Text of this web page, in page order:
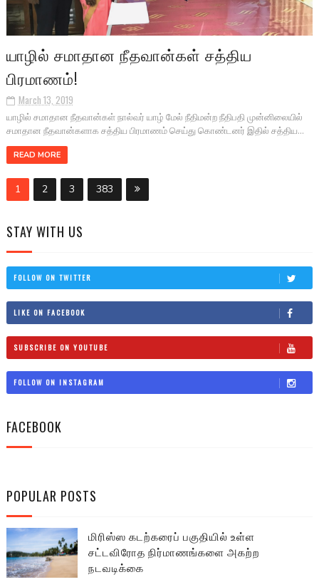
யாழில் சமாதான நீதவான்கள் சத்திய
பிரமாணம்!
March 13, 2019
யாழில் சமாதான நீதவான்கள் நால்வர் யாழ் மேல் நீதிமன்ற நீதிபதி முன்னிலையில்
சமாதான நீதவான்களாக சத்திய பிரமாணம் செய்து கொண்டனர் இதில் சத்திய...
READ MORE
1 2 3 383
STAY WITH US
FOLLOW ON TWITTER
LIKE ON FACEBOOK
SUBSCRIBE ON YOUTUBE
FOLLOW ON INSTAGRAM
FACEBOOK
POPULAR POSTS
மிரிஸ்ஸ கடற்கரைப் பகுதியில் உள்ள
சட்டவிரோத நிர்மாணங்களை அகற்ற
நடவடிக்கை